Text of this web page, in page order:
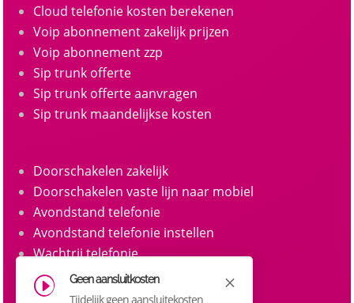
Cloud telefonie kosten berekenen
Voip abonnement zakelijk prijzen
Voip abonnement zzp
Sip trunk offerte
Sip trunk offerte aanvragen
Sip trunk maandelijkse kosten
Doorschakelen zakelijk
Doorschakelen vaste lijn naar mobiel
Avondstand telefonie
Avondstand telefonie instellen
Wachtrij telefonie
Call queue telefonie
Belgroepen
M
I Geen aansluitkosten
Tijdelijk geen aansluitekosten